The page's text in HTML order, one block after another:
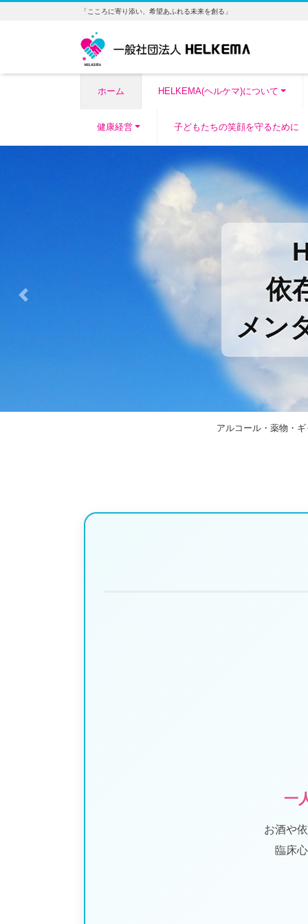
「こころに寄り添い、希望あふれる未来を創る」
ホーム HELKEMA(ヘルケマ)について
健康経営 子どもたちの笑顔を守るために
アルコール・薬物・
私たちは、「こころに寄り添い、希望あふれる未来
Previous
依
メン
一
お酒や
臨床